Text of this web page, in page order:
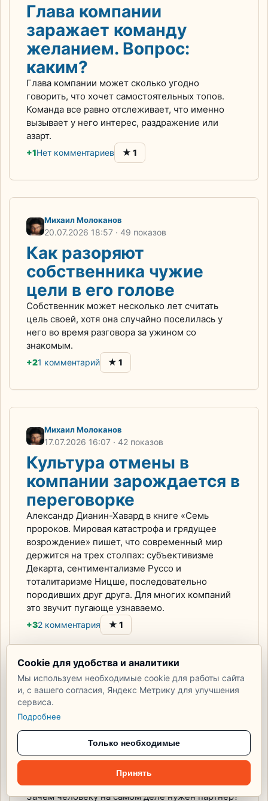
Глава компании
заражает команду
желанием. Вопрос:
каким?
Глава компании может сколько угодно
говорить, что хочет самостоятельных топов.
Команда все равно отслеживает, что именно
вызывает у него интерес, раздражение или
азарт.
+1Нет комментариев ★ 1
Михаил Молоканов
20.07.2026 18:57 · 49 показов
Как разоряют
собственника чужие
цели в его голове
Собственник может несколько лет считать
цель своей, хотя она случайно поселилась у
него во время разговора за ужином со
знакомым.
+21 комментарий ★ 1
Михаил Молоканов
17.07.2026 16:07 · 42 показов
Культура отмены в
компании зарождается в
переговорке
Александр Дианин-Хавард в книге «Семь
пророков. Мировая катастрофа и грядущее
возрождение» пишет, что современный мир
держится на трех столпах: субъективизме
Декарта, сентиментализме Руссо и
тоталитаризме Ницше, последовательно
породивших друг друга. Для многих компаний
это звучит пугающе узнаваемо.
+32 комментария ★ 1
Михаил Молоканов
16 июля 2026 · 38 показов
Управление
беспокойством в
партнерстве и в
компании
Зачем человеку на самом деле нужен партнер?
Cookie для удобства и аналитики
Мы используем необходимые cookie для работы сайта
и, с вашего согласия, Яндекс Метрику для улучшения
сервиса.
Подробнее
Только необходимые
Принять